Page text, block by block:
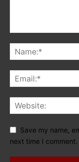
Save my name,
next time I comment.